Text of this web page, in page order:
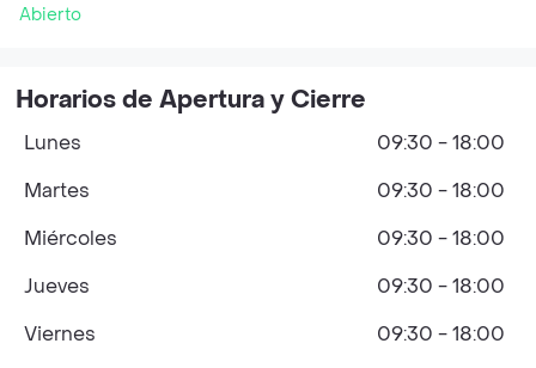
Abierto
Horarios de Apertura y Cierre
Lunes
09:30 - 18:00
Martes
09:30 - 18:00
Miércoles
09:30 - 18:00
Jueves
09:30 - 18:00
Viernes
09:30 - 18:00